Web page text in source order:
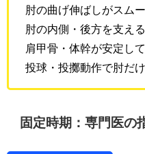
肘の曲げ伸ばしがスム
肘の内側・後方を支え
肩甲骨・体幹が安定し
投球・投擲動作で肘だ
固定時期：専門医の